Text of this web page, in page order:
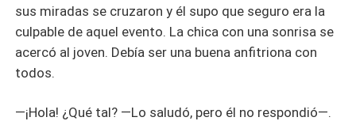
sus miradas se cruzaron y él supo que seguro era la
culpable de aquel evento. La chica con una sonrisa se
acercó al joven. Debía ser una buena anfitriona con
todos.
—¡Hola! ¿Qué tal? —Lo saludó, pero él no respondió—.